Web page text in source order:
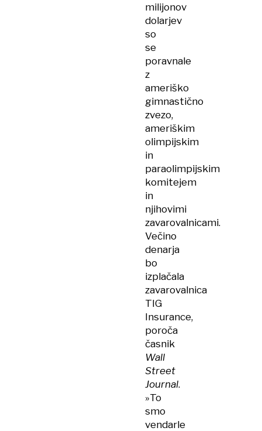
milijonov
dolarjev
so
se
poravnale
z
ameriško
gimnastično
zvezo,
ameriškim
olimpijskim
in
paraolimpijskim
komitejem
in
njihovimi
zavarovalnicami.
Večino
denarja
bo
izplačala
zavarovalnica
TIG
Insurance,
poroča
časnik
Wall
Street
Journal.
»To
smo
vendarle